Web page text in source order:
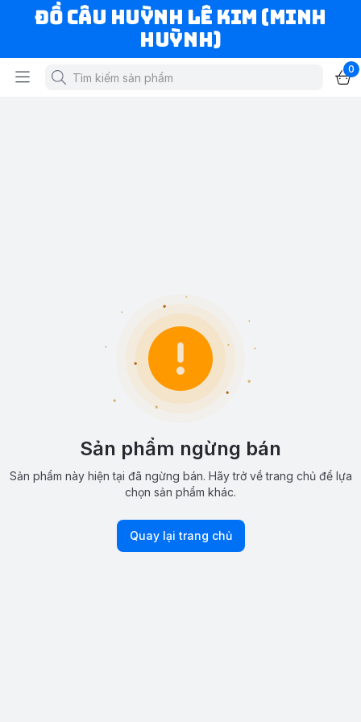
ĐỒ CÂU HUỲNH LÊ KIM (MINH
HUỲNH)
0
Sản phẩm ngừng bán
Sản phẩm này hiện tại đã ngừng bán. Hãy trở về trang chủ để lựa
chọn sản phẩm khác.
Quay lại trang chủ